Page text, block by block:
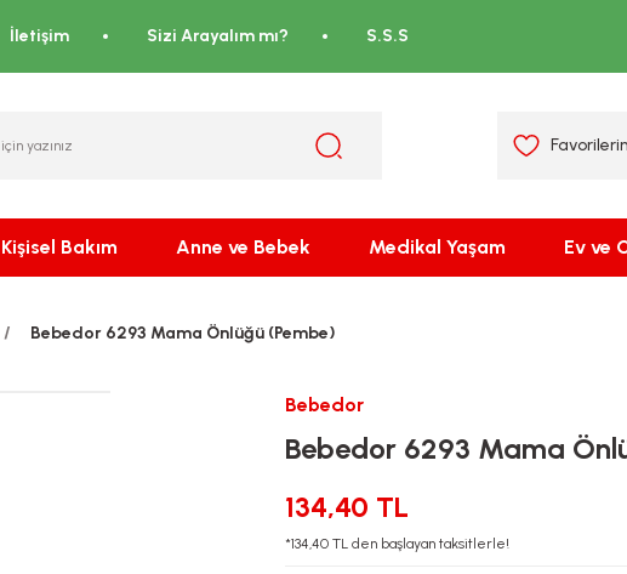
İletişim Sizi Arayalım mı? S.S.S
Kişisel Bakım Anne ve Bebek Medikal Yaşam Ev ve
Bebedor 6293 Mama Önlüğü (Pembe)
Bebedor
Bebedor 6293 Mama
134,40 TL
*134,40 TL den başlayan taksitlerle!